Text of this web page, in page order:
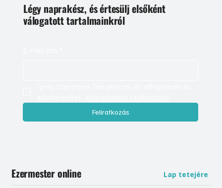
Légy naprakész, és értesülj elsőként
válogatott tartalmainkról
Feliratkozás
Ezermester online Lap tetejére